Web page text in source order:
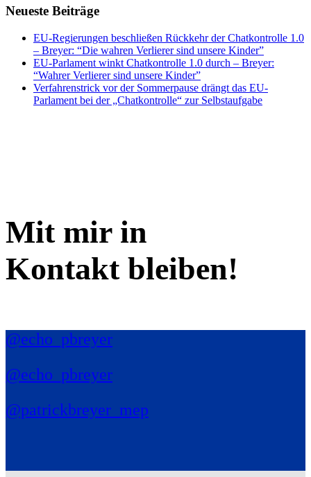
Neueste Beiträge
EU-Regierungen beschließen Rückkehr der Chatkontrolle 1.0
– Breyer: “Die wahren Verlierer sind unsere Kinder”
EU-Parlament winkt Chatkontrolle 1.0 durch – Breyer:
“Wahrer Verlierer sind unsere Kinder”
Verfahrenstrick vor der Sommerpause drängt das EU-
Parlament bei der „Chatkontrolle“ zur Selbstaufgabe
Mit mir in
Kontakt bleiben!
@echo_pbreyer
@echo_pbreyer
@patrickbreyer_mep